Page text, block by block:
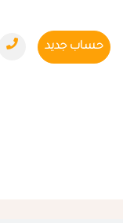
حساب جديد